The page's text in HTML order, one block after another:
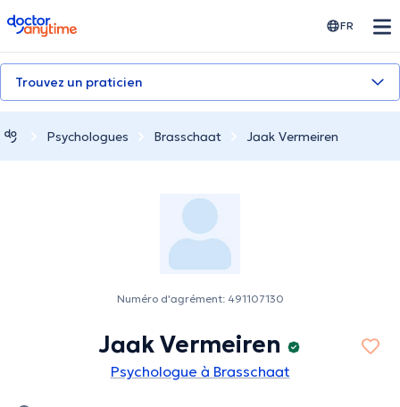
doctoranytime FR
Trouvez un praticien
Psychologues Brasschaat Jaak Vermeiren
Numéro d'agrément: 491107130
Jaak Vermeiren
Psychologue à Brasschaat